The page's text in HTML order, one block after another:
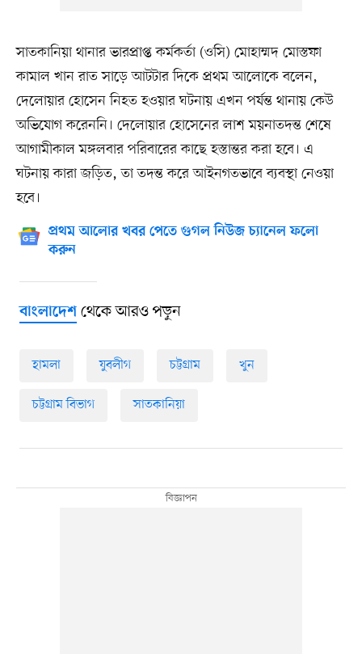
সাতকানিয়া থানার ভারপ্রাপ্ত কর্মকর্তা (ওসি) মোহাম্মদ মোস্তফা
কামাল খান রাত সাড়ে আটটার দিকে প্রথম আলোকে বলেন,
দেলোয়ার হোসেন নিহত হওয়ার ঘটনায় এখন পর্যন্ত থানায় কেউ
অভিযোগ করেননি। দেলোয়ার হোসেনের লাশ ময়নাতদন্ত শেষে
আগামীকাল মঙ্গলবার পরিবারের কাছে হস্তান্তর করা হবে। এ
ঘটনায় কারা জড়িত, তা তদন্ত করে আইনগতভাবে ব্যবস্থা নেওয়া
হবে।
প্রথম আলোর খবর পেতে গুগল নিউজ চ্যানেল ফলো
করুন
বাংলাদেশথেকে আরও পড়ুন
হামলা যুবলীগ চট্টগ্রাম খুন
চট্টগ্রাম বিভাগ সাতকানিয়া